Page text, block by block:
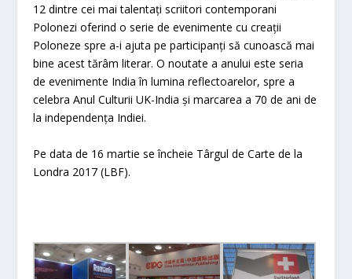
12 dintre cei mai talentați scriitori contemporani
Polonezi oferind o serie de evenimente cu creații
Poloneze spre a-i ajuta pe participanți să cunoască mai
bine acest tărâm literar. O noutate a anului este seria
de evenimente India în lumina reflectoarelor, spre a
celebra Anul Culturii UK-India și marcarea a 70 de ani de
la independența Indiei.
Pe data de 16 martie se încheie Târgul de Carte de la
Londra 2017 (LBF).